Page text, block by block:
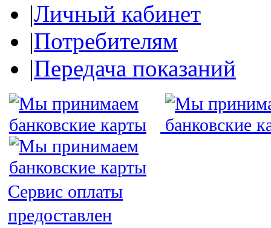
|Личный кабинет
|Потребителям
|Передача показаний
Сервис оплаты
предоставлен